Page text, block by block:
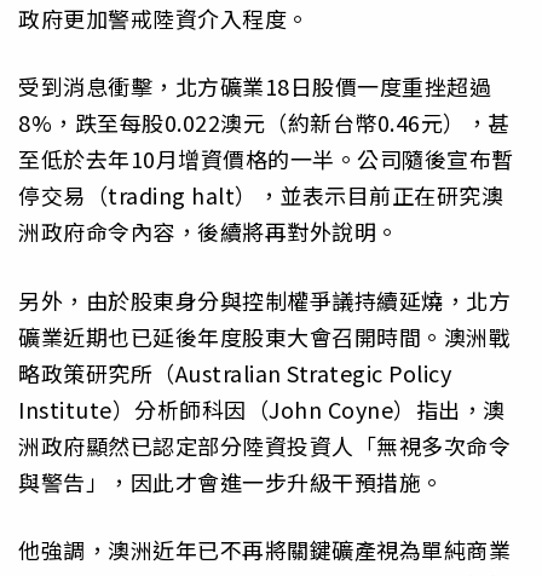
政府更加警戒陸資介入程度。
受到消息衝擊，北方礦業18日股價一度重挫超過
8%，跌至每股0.022澳元（約新台幣0.46元），甚
至低於去年10月增資價格的一半。公司隨後宣布暫
停交易（trading halt），並表示目前正在研究澳
洲政府命令內容，後續將再對外說明。
另外，由於股東身分與控制權爭議持續延燒，北方
礦業近期也已延後年度股東大會召開時間。澳洲戰
略政策研究所（Australian Strategic Policy
Institute）分析師科因（John Coyne）指出，澳
洲政府顯然已認定部分陸資投資人「無視多次命令
與警告」，因此才會進一步升級干預措施。
他強調，澳洲近年已不再將關鍵礦產視為單純商業